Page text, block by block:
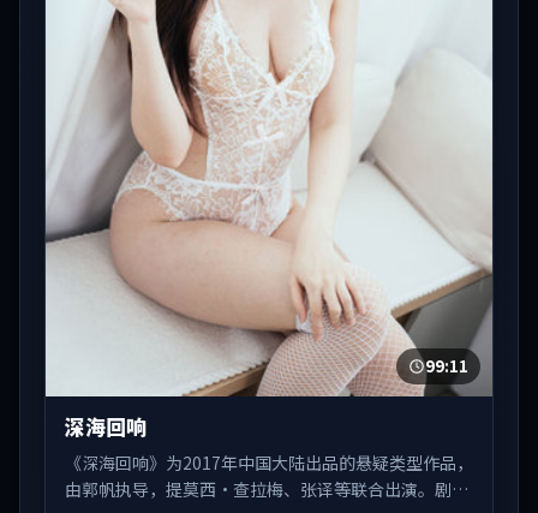
99:11
深海回响
《深海回响》为2017年中国大陆出品的悬疑类型作品，
由郭帆执导，提莫西·查拉梅、张译等联合出演。剧情